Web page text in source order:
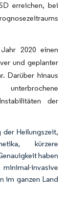
erreichen, bei
2020 einen
und geplanter
Darüber hinaus
der
der Heilungszeit,
kürzere
haben
invasive
im ganzen Land